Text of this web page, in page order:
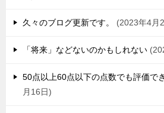
久々のブログ更新です。 2023年4月
「将来」などないのかもしれない
50点以上60点以下の点数でも評価で
月16日